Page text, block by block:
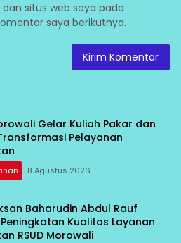
situs web saya pada
saya berikutnya.
Gelar Kuliah Pakar dan
Pelayanan
8 Agustus 2026
Baharudin Abdul Rauf
Kualitas Layanan
RSUD Morowali